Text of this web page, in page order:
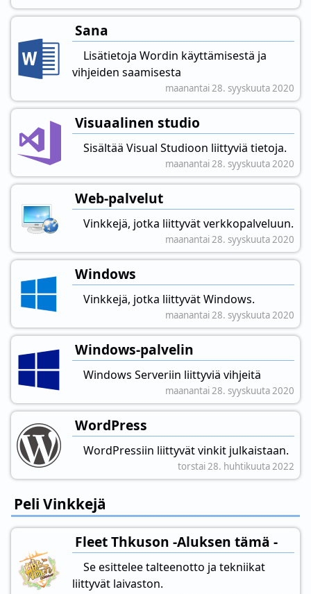
Sana
Lisätietoja Wordin käyttämisestä ja
vihjeiden saamisesta
maanantai 28. syyskuuta 2020
Visuaalinen studio
Sisältää Visual Studioon liittyviä tietoja.
maanantai 28. syyskuuta 2020
Web-palvelut
Vinkkejä, jotka liittyvät verkkopalveluun.
maanantai 28. syyskuuta 2020
Windows
Vinkkejä, jotka liittyvät Windows.
maanantai 28. syyskuuta 2020
Windows-palvelin
Windows Serveriin liittyviä vihjeitä
maanantai 28. syyskuuta 2020
WordPress
WordPressiin liittyvät vinkit julkaistaan.
torstai 28. huhtikuuta 2022
Peli Vinkkejä
Fleet Thkuson -Aluksen tämä -
Se esittelee talteenotto ja tekniikat
liittyvät laivaston.